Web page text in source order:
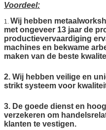
Voordeel:
1. Wij hebben
met ongeveer 13 jaar de
productievervaardiging
machines en bekwame
maken van de beste
2. Wij hebben veilige en
strikt systeem voor
3. De goede dienst en
verzekeren om
klanten te vestigen.